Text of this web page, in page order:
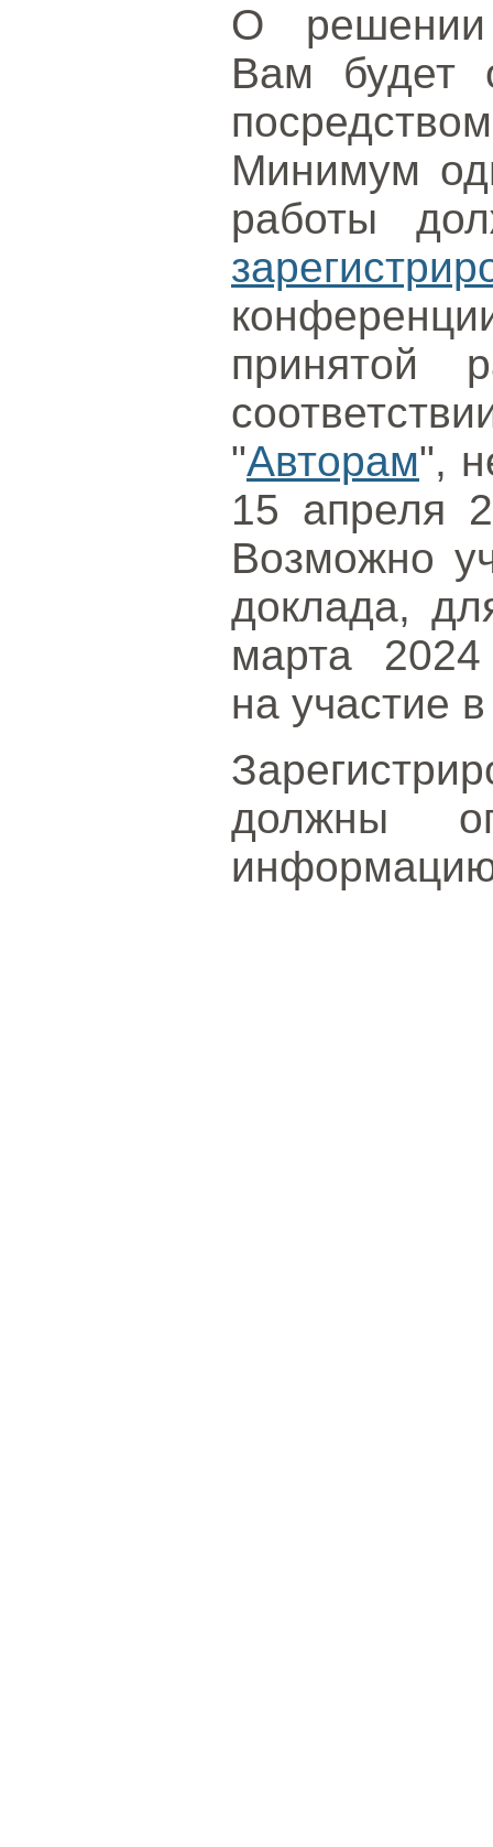
О решении
Вам будет
Минимум
работы
принятой
"Авторам",
15 апреля
Возможно
доклада,
марта
на участие
должны